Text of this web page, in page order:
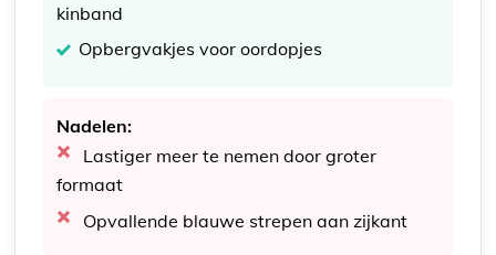
kinband
Opbergvakjes voor oordopjes
Nadelen:
Lastiger meer te nemen door groter
formaat
Opvallende blauwe strepen aan zijkant